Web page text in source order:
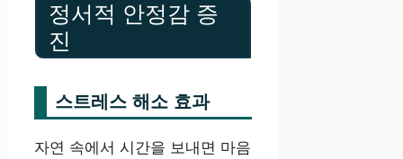
정서적 안정감 증
진
스트레스 해소 효과
자연 속에서 시간을 보내면 마음